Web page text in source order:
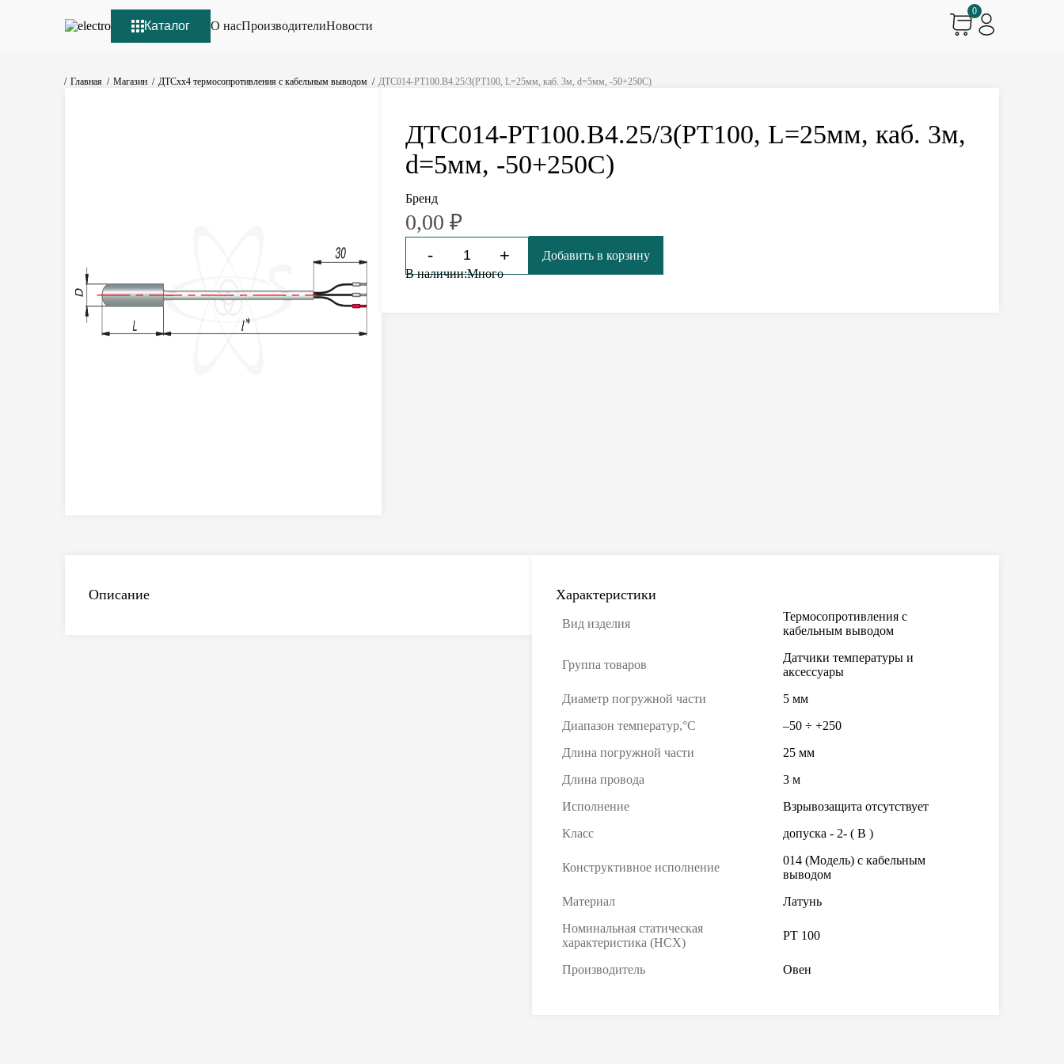
Каталог О насПроизводителиНовости
0
Главная Магазин ДТСхх4 термосопротивления с кабельным выводом ДТС014-PT100.В4.25/3(PT100, L=25мм, каб. 3м, d=5мм, -50+250С)
ДТС014-PT100.В4.25/3(PT100, L=25мм, каб. 3м,
d=5мм, -50+250С)
Бренд
0,00 ₽
- +
Добавить в корзину
В наличии:Много
Описание Характеристики
Вид изделия
Термосопротивления с
кабельным выводом
Группа товаров
Датчики температуры и
аксессуары
Диаметр погружной части
5 мм
Диапазон температур,°С
–50 ÷ +250
Длина погружной части
25 мм
Длина провода
3 м
Исполнение
Взрывозащита отсутствует
Класс
допуска - 2- ( В )
Конструктивное исполнение
014 (Модель) с кабельным
выводом
Материал
Латунь
Номинальная статическая
характеристика (НСХ)
PТ 100
Производитель Овен